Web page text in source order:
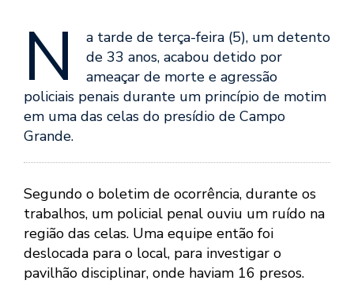
N
a tarde de terça-feira (5), um detento
de 33 anos, acabou detido por
ameaçar de morte e agressão
policiais penais durante um princípio de motim
em uma das celas do presídio de Campo
Grande.
Segundo o boletim de ocorrência, durante os
trabalhos, um policial penal ouviu um ruído na
região das celas. Uma equipe então foi
deslocada para o local, para investigar o
pavilhão disciplinar, onde haviam 16 presos.